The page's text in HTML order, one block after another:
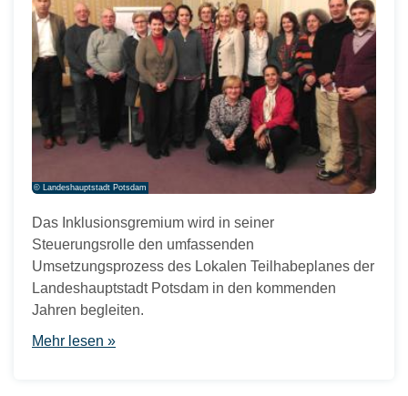
© Landeshauptstadt Potsdam
Das Inklusionsgremium wird in seiner
Steuerungsrolle den umfassenden
Umsetzungsprozess des Lokalen Teilhabeplanes der
Landeshauptstadt Potsdam in den kommenden
Jahren begleiten.
Mehr lesen »